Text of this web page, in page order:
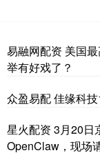
易融网配资 美国
举有好戏了？
众盈易配 佳缘科
星火配资 3月20日
OpenClaw，现场